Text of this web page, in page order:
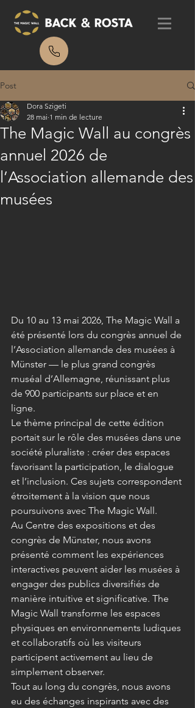
Post
The Magic Wall au congrès
annuel 2026 de
l’Association allemande des
musées
Dora Szigeti
28 mai 1 min de lecture
Du 10 au 13 mai 2026, The Magic Wall a
été présenté lors du congrès annuel de
l’Association allemande des musées à
Münster — le plus grand congrès
muséal d’Allemagne, réunissant plus
de 900 participants sur place et en
ligne.
Le thème principal de cette édition
portait sur le rôle des musées dans une
société pluraliste : créer des espaces
favorisant la participation, le dialogue
et l’inclusion. Ces sujets correspondent
étroitement à la vision que nous
poursuivons avec The Magic Wall.
Au Centre des expositions et des
congrès de Münster, nous avons
présenté comment les expériences
interactives peuvent aider les musées à
engager des publics diversifiés de
manière intuitive et significative. The
Magic Wall transforme les espaces
physiques en environnements ludiques
et collaboratifs où les visiteurs
participent activement au lieu de
simplement observer.
Tout au long du congrès, nous avons
eu des échanges inspirants avec des